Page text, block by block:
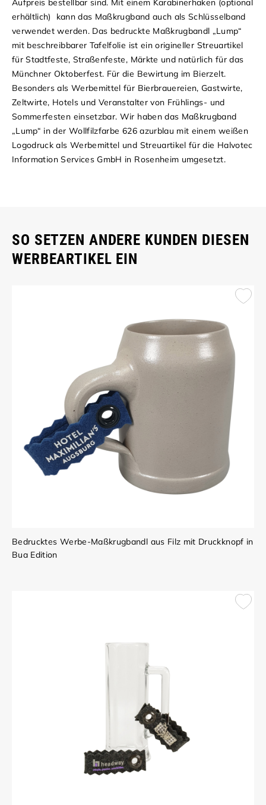
erhältlich) kann das Maßkrugband auch als Schlüsselband
verwendet werden. Das bedruckte Maßkrugbandl „Lump“
mit beschreibbarer Tafelfolie ist ein origineller Streuartikel
für Stadtfeste, Straßenfeste, Märkte und natürlich für das
Münchner Oktoberfest. Für die Bewirtung im Bierzelt.
Besonders als Werbemittel für Bierbrauereien, Gastwirte,
Zeltwirte, Hotels und Veranstalter von Frühlings- und
Sommerfesten einsetzbar. Wir haben das Maßkrugband
„Lump“ in der Wollfilzfarbe 626 azurblau mit einem weißen
Logodruck als Werbemittel und Streuartikel für die Halvotec
Information Services GmbH in Rosenheim umgesetzt.
SO SETZEN ANDERE KUNDEN DIESEN
WERBEARTIKEL EIN
Bedrucktes Werbe-Maßkrugbandl aus Filz mit Druckknopf in
Bua Edition